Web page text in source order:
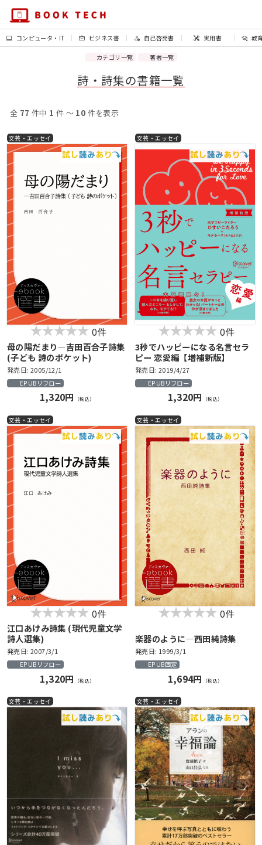
コンピュータ・IT ビジネス書 自己啓発書 実用書 教
カテゴリ一覧 著者一覧
詩・詩集の書籍一覧
全 77 件中 1 件 〜 10 件を表示
文芸・エッセイ
0件
母の陽だまり―吉田百合子詩集
(子ども 詩のポケット)
発売日: 2005/12/1
EPUBリフロー
1,320円 （税込）
文芸・エッセイ
0件
3秒でハッピーになる名言セラ
ピー 恋愛編【増補新版】
発売日: 2019/4/27
EPUBリフロー
1,320円 （税込）
文芸・エッセイ
0件
江口あけみ詩集 (現代児童文学
詩人選集)
発売日: 2007/3/1
EPUBリフロー
1,320円 （税込）
文芸・エッセイ
0件
楽器のように―西田純詩集
発売日: 1999/3/1
EPUB固定
1,694円 （税込）
文芸・エッセイ 文芸・エッセイ